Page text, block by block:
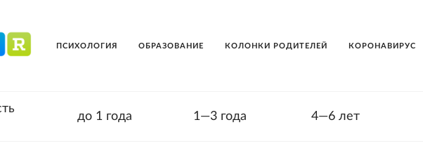
ПСИХОЛОГИЯ ОБРАЗОВАНИЕ КОЛОНКИ РОДИТЕЛЕЙ КОРОНАВИРУС
до 1 года 1—3 года 4—6 лет